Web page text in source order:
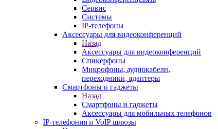
Сервис
Системы
IP-телефоны
Аксессуары для видеоконференций
Назад
Аксессуары для видеоконференций
Спикерфоны
Микрофоны, аудиокабели,
переходники, адаптеры
Смартфоны и гаджеты
Назад
Смартфоны и гаджеты
Аксессуары для мобильных телефонов
IP-телефония и VoIP шлюзы